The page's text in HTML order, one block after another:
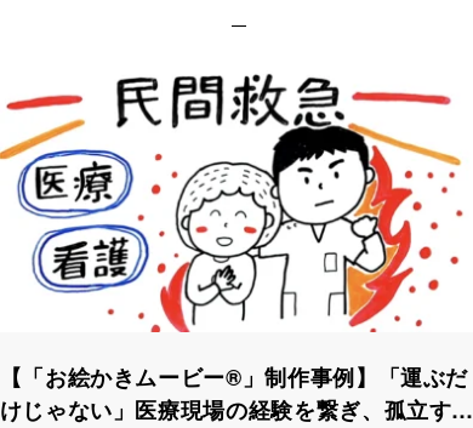
【「お絵かきムービー®」制作事例】「運ぶだ
けじゃない」医療現場の経験を繋ぎ、孤立する